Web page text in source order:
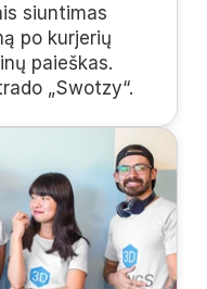
siuntimas
po kurjerių
paieškas.
„Swotzy“.